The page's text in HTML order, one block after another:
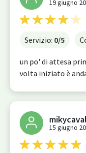
19 giugno
Servizio: 0/5
un po' di attesa
volta iniziato è
15 giugno